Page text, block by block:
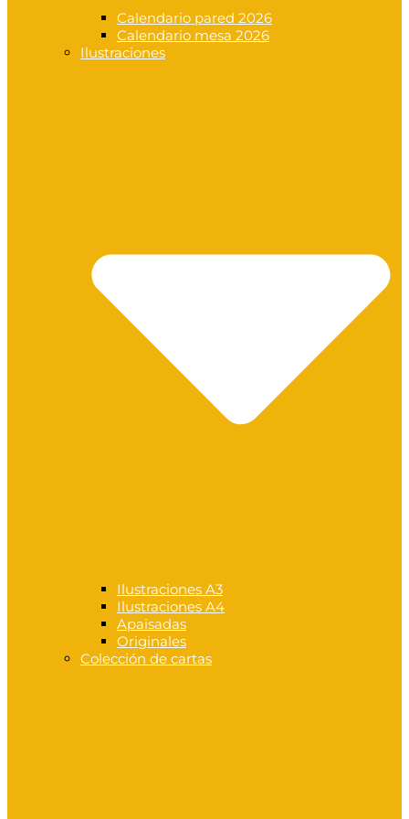
Calendario pared 2026
Calendario mesa 2026
Ilustraciones
Ilustraciones A3
Ilustraciones A4
Apaisadas
Originales
Colección de cartas